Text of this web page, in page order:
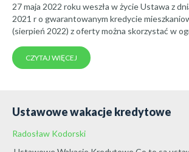
27 maja 2022 roku weszła w życie Ustawa z
2021 r o gwarantowanym kredycie
(sierpień 2022) z oferty można skorzystać w
CZYTAJ WIĘCEJ
Ustawowe wakacje kredytowe
Radosław Kodorski